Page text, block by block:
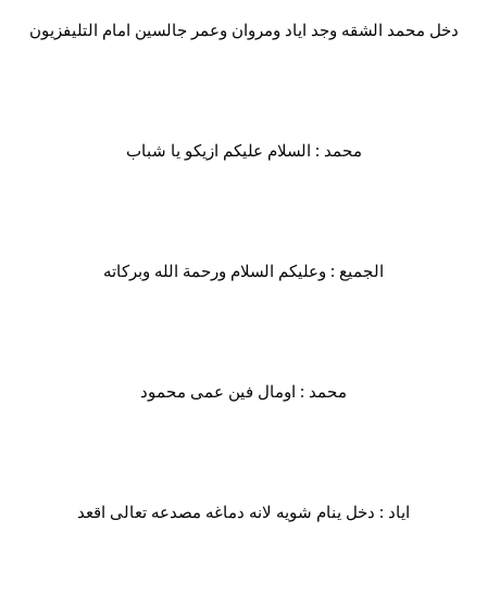
دخل محمد الشقه وجد اياد ومروان وعمر جالسين امام التليفزيون
محمد : السلام عليكم ازيكو يا شباب
الجميع : وعليكم السلام ورحمة الله وبركاته
محمد : اومال فين عمى محمود
اياد : دخل ينام شويه لانه دماغه مصدعه تعالى اقعد